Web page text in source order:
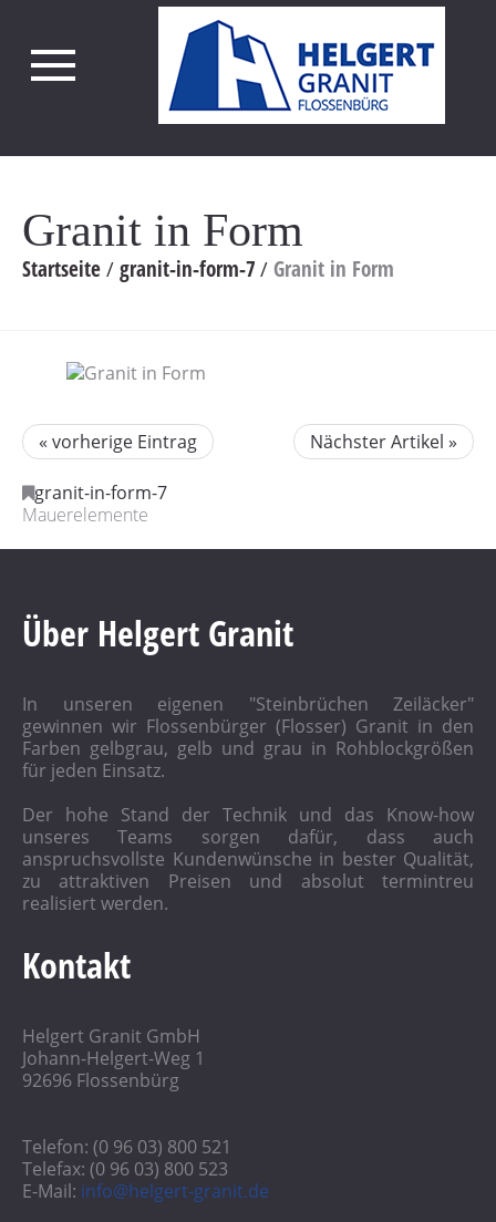
Granit in Form
Startseite granit-in-form-7 Granit in Form
« vorherige Eintrag Nächster Artikel »
granit-in-form-7
Mauerelemente
Über Helgert Granit
In unseren eigenen "Steinbrüchen Zeiläcker"
gewinnen wir Flossenbürger (Flosser) Granit in den
Farben gelbgrau, gelb und grau in Rohblockgrößen
für jeden Einsatz.
Der hohe Stand der Technik und das Know-how
unseres Teams sorgen dafür, dass auch
anspruchsvollste Kundenwünsche in bester Qualität,
zu attraktiven Preisen und absolut termintreu
realisiert werden.
Kontakt
Helgert Granit GmbH
Johann-Helgert-Weg 1
92696 Flossenbürg
Telefon: (0 96 03) 800 521
Telefax: (0 96 03) 800 523
E-Mail: info@helgert-granit.de